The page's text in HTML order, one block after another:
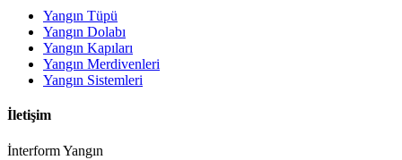
Yangın Tüpü
Yangın Dolabı
Yangın Kapıları
Yangın Merdivenleri
Yangın Sistemleri
İletişim
İnterform Yangın